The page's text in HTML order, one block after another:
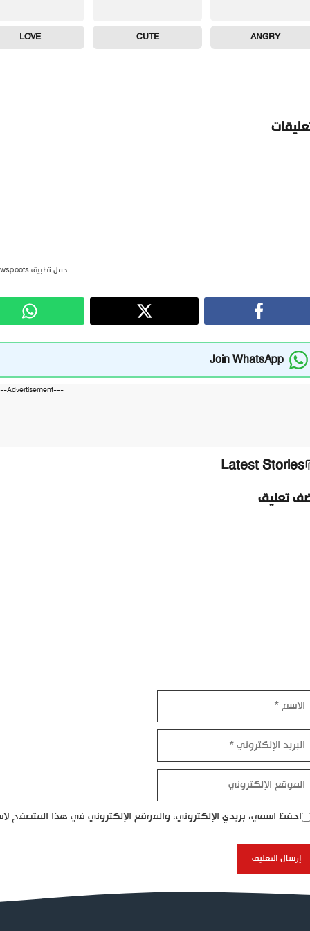
ANGRY
CUTE
LOVE
حمل تطبيق newspoots
Join WhatsApp
---Advertisement---
Latest Stories
تعليق
احفظ اسمي، بريدي الإلكتروني، والموقع الإلكتروني في هذا المتصفح